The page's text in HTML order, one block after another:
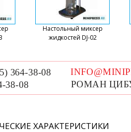
Настольный миксер
жидкостей DJ-02
ХАРАКТЕРИСТИКИ